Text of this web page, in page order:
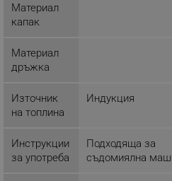
Материал
капак
Материал
дръжка
Източник
на топлина
Индукция
Инструкции
за употреба
Подходяща за
съдомиялна
потребителско влизане и
акаунта. Уебсайтът не